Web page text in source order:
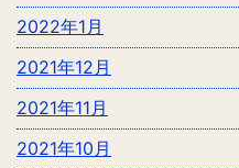
2022年1月
2021年12月
2021年11月
2021年10月